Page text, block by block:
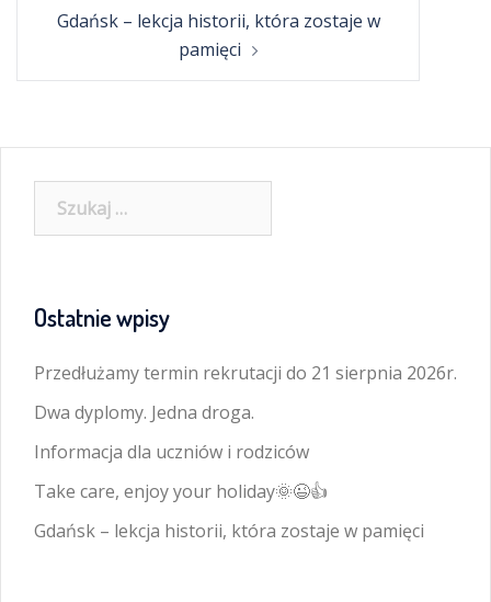
Gdańsk – lekcja historii, która zostaje w
pamięci
Szukaj:
Ostatnie wpisy
Przedłużamy termin rekrutacji do 21 sierpnia 2026r.
Dwa dyplomy. Jedna droga.
Informacja dla uczniów i rodziców
Take care, enjoy your holiday🌞😉👍
Gdańsk – lekcja historii, która zostaje w pamięci